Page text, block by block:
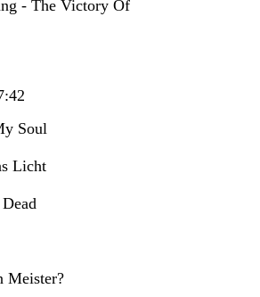
Soul
Licht
Meister?